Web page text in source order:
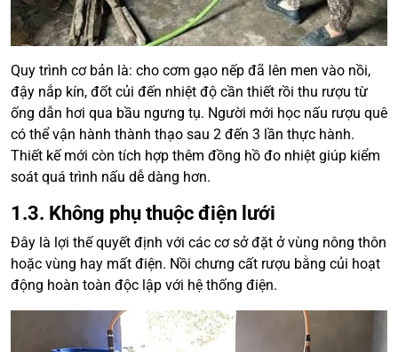
Quy trình cơ bản là: cho cơm gạo nếp đã lên men vào nồi,
đậy nắp kín, đốt củi đến nhiệt độ cần thiết rồi thu rượu từ
ống dẫn hơi qua bầu ngưng tụ. Người mới học nấu rượu quê
có thể vận hành thành thạo sau 2 đến 3 lần thực hành.
Thiết kế mới còn tích hợp thêm đồng hồ đo nhiệt giúp kiểm
soát quá trình nấu dễ dàng hơn.
1.3. Không phụ thuộc điện lưới
Đây là lợi thế quyết định với các cơ sở đặt ở vùng nông thôn
hoặc vùng hay mất điện. Nồi chưng cất rượu bằng củi hoạt
động hoàn toàn độc lập với hệ thống điện.